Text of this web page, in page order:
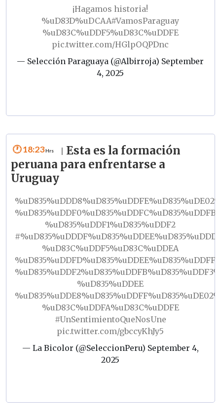
¡Hagamos historia!
%uD83D%uDCAA#VamosParaguay
%uD83C%uDDF5%uD83C%uDDFE
pic.twitter.com/HGlpOQPDnc
— Selección Paraguaya (@Albirroja) September
4, 2025
18:23
Esta es la formación
peruana para enfrentarse a
Uruguay
%uD835%uDDF1%uD835%uDDF2
%uD83C%uDDF5%uD83C%uDDEA
%uD835%uDDEE
%uD83C%uDDFA%uD83C%uDDFE
#UnSentimientoQueNosUne
pic.twitter.com/gbccyKhJy5
— La Bicolor (@SeleccionPeru) September 4,
2025